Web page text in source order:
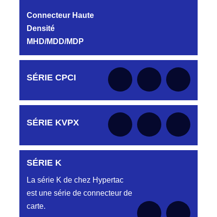
pour le moment
Connecteur Haute
Densité
MHD/MDD/MDP
Aucune pièce disponible pour cette série pour
le moment
SÉRIE CPCI
Aucune pièce disponible pour cette série pour
le moment
SÉRIE KVPX
Aucune pièce disponible pour cette série pour
SÉRIE K
La série K de chez Hypertac
est une série de connecteur de
carte.